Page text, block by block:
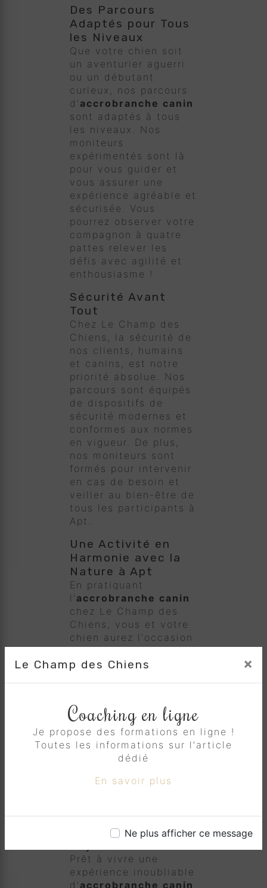
Le Champ des Chiens ×
Coaching en ligne
Je propose des formations en ligne !
Toutes les informations sur l'article
dédié
En savoir plus
Ne plus afficher ce message
Des Parcours
Adaptés pour Tous
les Niveaux
Que votre chien soit
un aventurier aguerri
ou un débutant
curieux, nos parcours
d' accrobranche canin
sont adaptés à tous
les niveaux. Nos
moniteurs
expérimentés sont là
pour vous guider et
vous assurer une
expérience agréable et
sécurisée. Vous
pourrez observer votre
compagnon à quatre
pattes relever les
défis avec agilité et
enthousiasme !
Sécurité Avant
Tout
Chez Le Champ des
Chiens, la sécurité de
nos clients, humains
et canins, est notre
priorité absolue. Nos
parcours sont équipés
de dispositifs de
sécurité modernes et
conformes aux normes
en vigueur. De plus,
nos moniteurs sont
formés pour intervenir
en cas de besoin et
veiller au bien-être de
tous les participants à
Apt.
Une Activité en
Harmonie avec la
Nature à Apt
En pratiquant
l' accrobranche canin
chez Le Champ des
Chiens, vous et votre
chien aurez l'occasion
de découvrir la beauté
de la nature
de manière
harmonieuse à
l'environnement
naturel, vous
permettant de profiter
paysage tout en vous
Réservez Votre
Aventure dès
Prêt à vivre une
expérience inoubliable
d' accrobranche canin